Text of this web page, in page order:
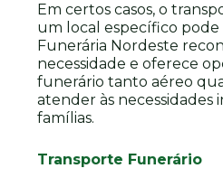
Em certos casos, o
um local específico pode
Funerária Nordeste
necessidade e oferece
funerário tanto aéreo
atender às necessidades
famílias.
Transporte Funerário